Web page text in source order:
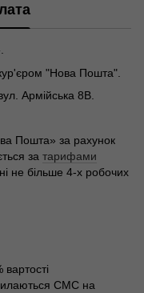
"Нова Пошта".
Армійська 8В.
Пошта» за рахунок
за тарифами
не більше 4-х робочих
СМС на